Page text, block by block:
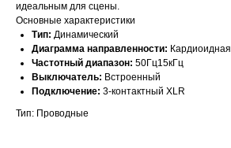
идеальным для сцены.
Основные характеристики
Тип: Динамический
Диаграмма направленности: Кардиоидная
Частотный диапазон: 50Гц15кГц
Выключатель: Встроенный
Подключение: 3-контактный XLR
Тип: Проводные